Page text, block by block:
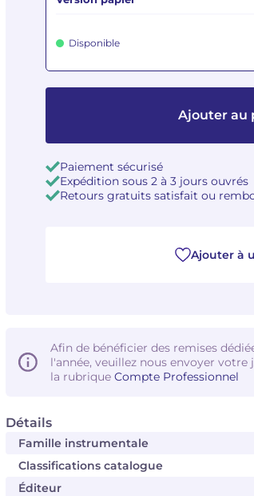
Détails
Famille instrumentale
Classifications catalogue
Éditeur
Disponible
Ajouter au
Paiement sécurisé
Expédition sous 2 à 3 jours ouvrés
Retours gratuits satisfait ou
Ajouter à
Afin de bénéficier des remises
l'année, veuillez nous envoyer
la rubrique Compte Professionnel